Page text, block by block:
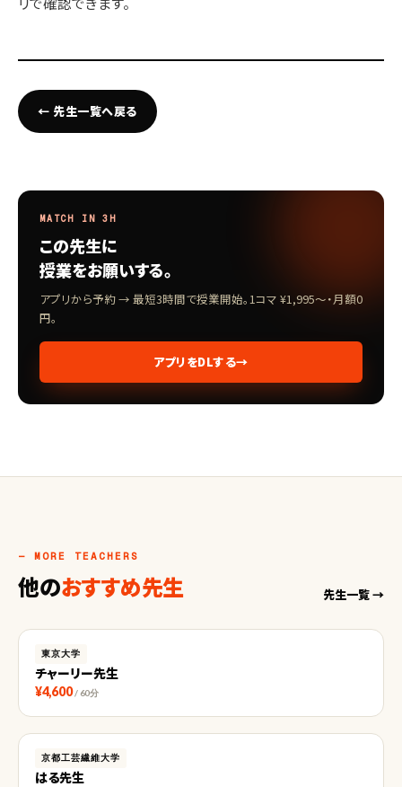
← 先生一覧へ戻る
MATCH IN 3H
この先生に
授業をお願いする。
アプリから予約 → 最短3時間で授業開始。1コマ ¥1,995〜・月額0
円。
アプリをDLする→
— MORE TEACHERS
他のおすすめ先生 先生一覧 →
東京大学
チャーリー先生
¥4,600 / 60分
京都工芸繊維大学
はる先生